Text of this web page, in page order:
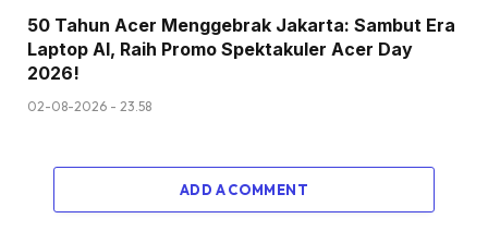
50 Tahun Acer Menggebrak Jakarta: Sambut Era
Laptop AI, Raih Promo Spektakuler Acer Day
2026!
02-08-2026 - 23.58
ADD A COMMENT